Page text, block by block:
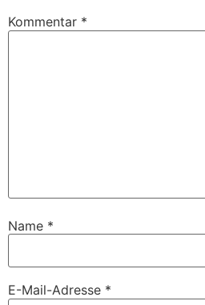
Kommentar *
Name *
E-Mail-Adresse *